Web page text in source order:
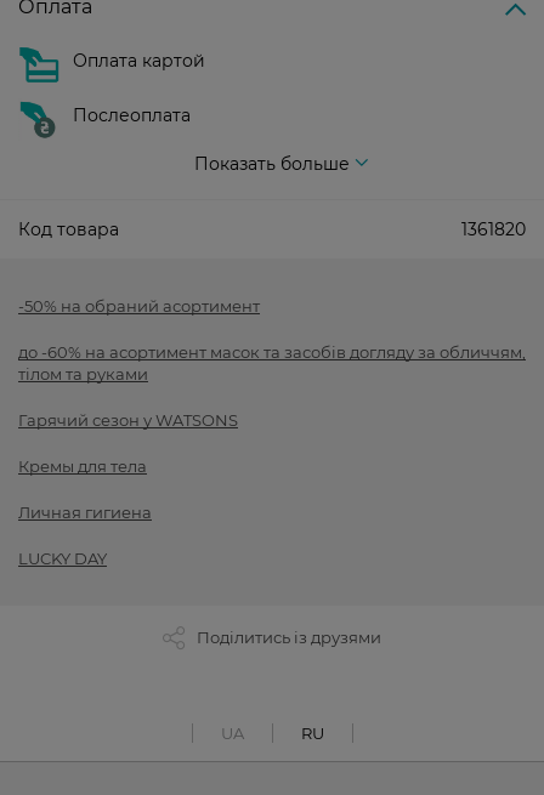
Оплата
Оплата картой
Послеоплата
Показать больше
Код товара 1361820
-50% на обраний асортимент
до -60% на асортимент масок та засобів догляду за обличчям,
тілом та руками
Гарячий сезон у WATSONS
Кремы для тела
Личная гигиена
LUCKY DAY
Поділитись із друзями
UA RU